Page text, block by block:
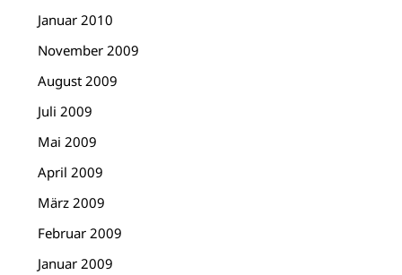
Januar 2010
November 2009
August 2009
Juli 2009
Mai 2009
April 2009
März 2009
Februar 2009
Januar 2009